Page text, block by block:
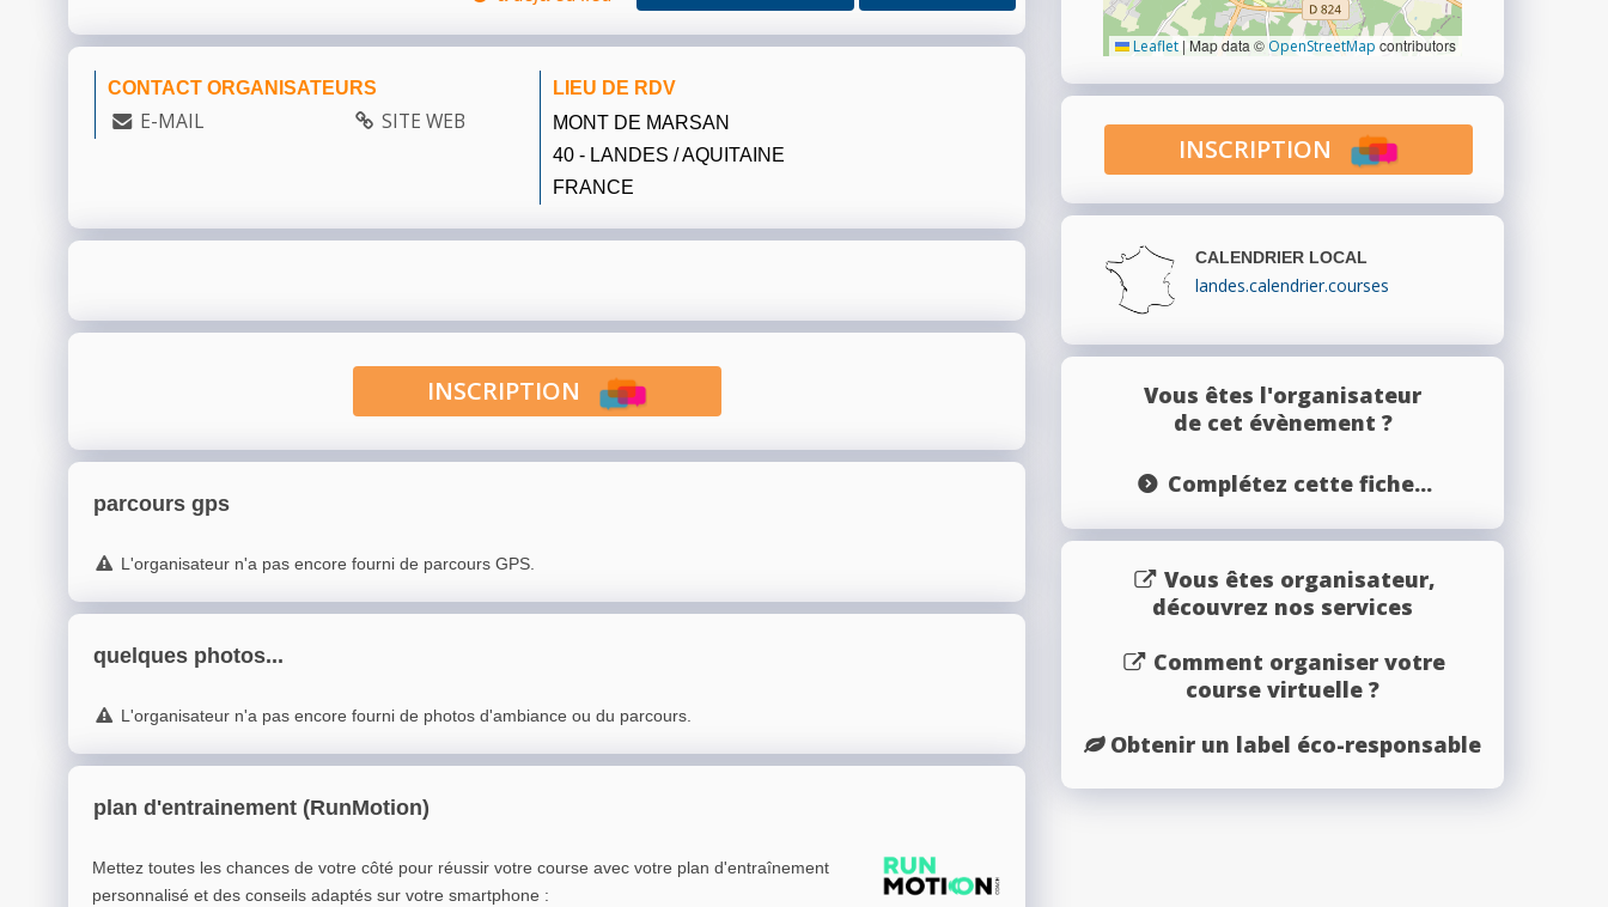
CONTACT ORGANISATEURS
E-MAIL SITE WEB
LIEU DE RDV
MONT DE MARSAN
40 - LANDES / AQUITAINE
FRANCE
INSCRIPTION
parcours gps
L'organisateur n'a pas encore fourni de parcours GPS.
quelques photos...
L'organisateur n'a pas encore fourni de photos d'ambiance ou du parcours.
plan d'entrainement (RunMotion)
Mettez toutes les chances de votre côté pour réussir votre course avec votre plan d'entraînement
personnalisé et des conseils adaptés sur votre smartphone :
Leaflet | Map data © OpenStreetMap contributors
INSCRIPTION
CALENDRIER LOCAL
landes.calendrier.courses
Vous êtes l'organisateur
de cet évènement ?
Complétez cette fiche...
Vous êtes organisateur,
découvrez nos services
Comment organiser votre
course virtuelle ?
Obtenir un label éco-responsable